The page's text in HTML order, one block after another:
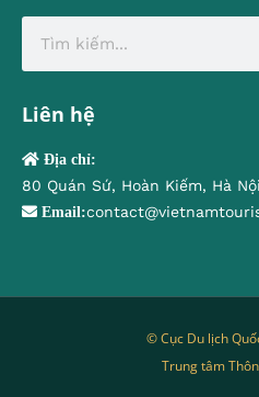
Liên hệ
Địa chỉ:
80 Quán Sứ, Hoàn Kiếm, Hà Nội
Email:
© Cục Du lịch
Trung tâm